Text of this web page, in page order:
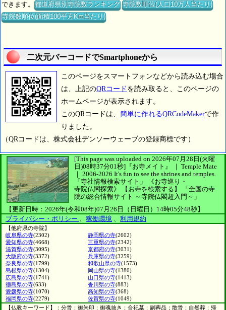
できます。都道府県別寺院数ランキング 寺院数順位(人口10万人当たり)
寺院数順位(面積100平方Km当たり)
二次元バーコードでSmartphoneから
このページをスマートフォンなどから読み込む場合
は、上記のQRコード を読み取ると、このページの
ホームページが表示されます。
このQRコードは、 簡単に作れるQRCodeMakerで作
りました。
（QRコードは、株式会社デンソーウェーブの登録商標です）
[This page was uploaded on 2026年07月28日(火曜
日)08時37分01秒] 『お寺メイト』 ｜ Temple Mate
｜ 2006-2026 It's fun to see the shrines and temples.
「寺社情報検索サイト」
《お寺巡り・
寺院仏閣探索》
【お寺を検索する】
「全国の寺
院の総合情報サイト ～寺院仏閣超入門～」
【更新日時：2026年(令和08年)07月26日（日曜日）14時05分48秒】
プライバシー・ポリシー 、 稼働環境 、 利用規約
【他府県の寺院】
岐阜県の寺(2302) 静岡県の寺(2602)
愛知県の寺(4668) 三重県の寺(2342)
滋賀県の寺(3095) 京都府の寺(3031)
大阪府の寺(3372) 兵庫県の寺(3259)
奈良県の寺(1799) 和歌山県の寺(1573)
島根県の寺(1304) 岡山県の寺(1380)
広島県の寺(1741) 山口県の寺(1413)
徳島県の寺(633) 香川県の寺(883)
愛媛県の寺(1070) 高知県の寺(368)
福岡県の寺(2279) 佐賀県の寺(1049)
【仏教キーワード】：分骨；御朱印；御魂抜き；合祀墓；副葬品；散骨；自然葬；帰